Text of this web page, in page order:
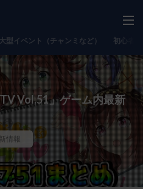
大型イベント（チャンミなど） 初心者
Vol.51」ゲーム内最新
情報